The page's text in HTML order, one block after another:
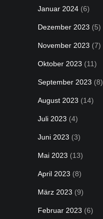
Januar 2024 (6)
Dezember 2023 (5)
November 2023 (7)
Oktober 2023 (11)
September 2023 (8)
August 2023 (14)
Juli 2023 (4)
Juni 2023 (3)
Mai 2023 (13)
April 2023 (8)
März 2023 (9)
Februar 2023 (6)